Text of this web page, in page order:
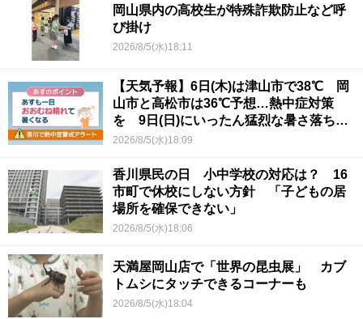
岡山県内の高校生が特殊詐欺防止など呼
び掛け
2026/8/5(水)18:11
【天気予報】6日(木)は津山市で38℃ 岡
山市と高松市は36℃予想…熱中症対策
を 9日(日)にいったん猛烈な暑さ落ち着
くか
2026/8/5(水)18:09
香川県民の日 小中学校の対応は？ 16
市町で休校にしない方針 「子どもの居
場所を確保できない」
2026/8/5(水)18:06
天満屋岡山店で「世界の昆虫展」 カブ
トムシにタッチできるコーナーも
2026/8/5(水)18:04